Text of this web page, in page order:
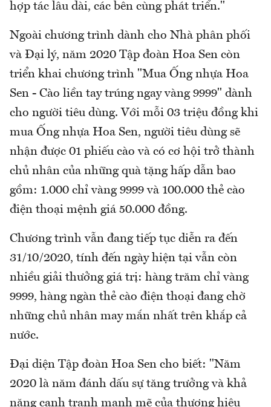
hợp tác lâu dài, các bên cùng phát triển."
Ngoài chương trình dành cho Nhà phân phối
và Đại lý, năm 2020 Tập đoàn Hoa Sen còn
triển khai chương trình "Mua Ống nhựa Hoa
Sen - Cào liền tay trúng ngay vàng 9999" dành
cho người tiêu dùng. Với mỗi 03 triệu đồng khi
mua Ống nhựa Hoa Sen, người tiêu dùng sẽ
nhận được 01 phiếu cào và có cơ hội trở thành
chủ nhân của những quà tặng hấp dẫn bao
gồm: 1.000 chỉ vàng 9999 và 100.000 thẻ cào
điện thoại mệnh giá 50.000 đồng.
Chương trình vẫn đang tiếp tục diễn ra đến
31/10/2020, tính đến ngày hiện tại vẫn còn
nhiều giải thưởng giá trị: hàng trăm chỉ vàng
9999, hàng ngàn thẻ cào điện thoại đang chờ
những chủ nhân may mắn nhất trên khắp cả
nước.
Đại diện Tập đoàn Hoa Sen cho biết: "Năm
2020 là năm đánh dấu sự tăng trưởng và khả
năng cạnh tranh mạnh mẽ của thương hiệu